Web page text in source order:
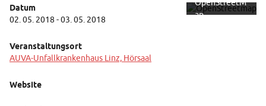
OpenStreetM
ap
Datum
02. 05. 2018 - 03. 05. 2018
Veranstaltungsort
AUVA-Unfallkrankenhaus Linz, Hörsaal
Website